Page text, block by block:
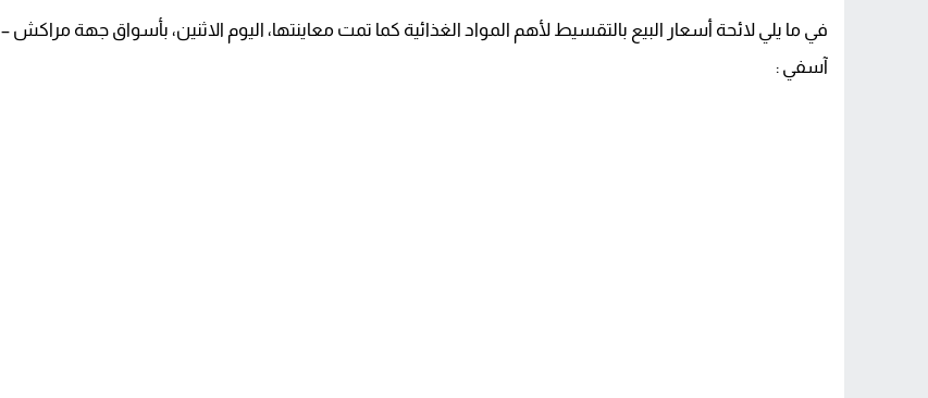
في ما يلي لائحة أسعار البيع بالتقسيط لأهم المواد الغذائية كما تمت معاينتها، اليوم الاثنين، بأسواق جهة مراكش –
آسفي :